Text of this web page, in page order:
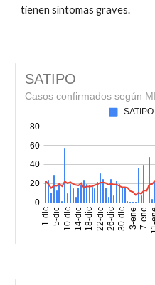
tienen síntomas graves.